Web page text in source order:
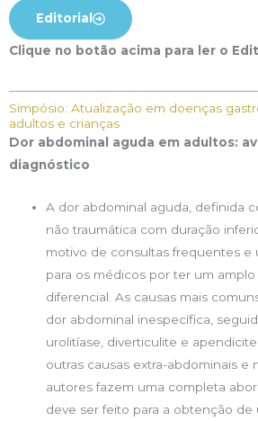
Editorial
Clique no botão acima para ler o
Simpósio: Atualização em doenças
adultos e crianças
Dor abdominal aguda em adultos:
diagnóstico
A dor abdominal aguda, definida
não traumática com duração
motivo de consultas frequentes e
para os médicos por ter um
diferencial. As causas mais
dor abdominal inespecífica,
urolitíase, diverticulite e
outras causas extra-abdominais e
autores fazem uma completa
deve ser feito para a obtenção de